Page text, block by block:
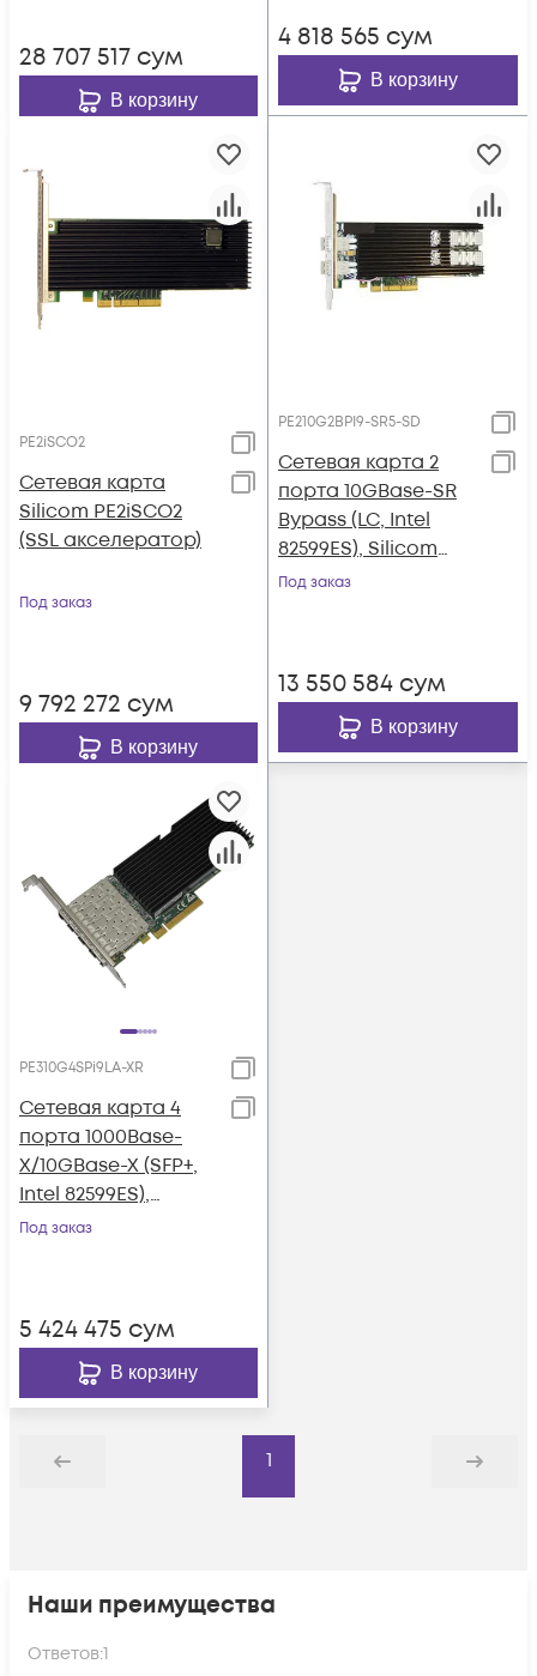
28 707 517 сум
В корзину
4 818 565 сум
В корзину
PE2iSCO2
Сетевая карта
Silicom PE2iSCO2
(SSL акселератор)
Под заказ
9 792 272 сум
В корзину
PE210G2BPI9-SR5-SD
Сетевая карта 2
порта 10GBase-SR
Bypass (LC, Intel
82599ES), Silicom
PE210G2BPI9-SR5-SD
Под заказ
13 550 584 сум
В корзину
PE310G4SPi9LA-XR
Сетевая карта 4
порта 1000Base-
X/10GBase-X (SFP+,
Intel 82599ES),
Silicom
Под заказ
5 424 475 сум
В корзину
Назад
1
Дальше
Наши преимущества
Ответов:1